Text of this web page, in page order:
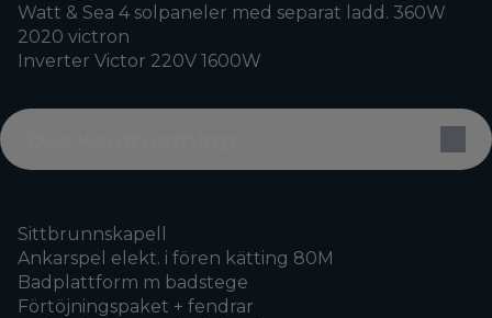
Watt & Sea 4 solpaneler med separat ladd. 360W
2020 victron
Inverter Victor 220V 1600W
Sittbrunnskapell
Ankarspel elekt. i fören kätting 80M
Badplattform m badstege
Förtöjningspaket + fendrar